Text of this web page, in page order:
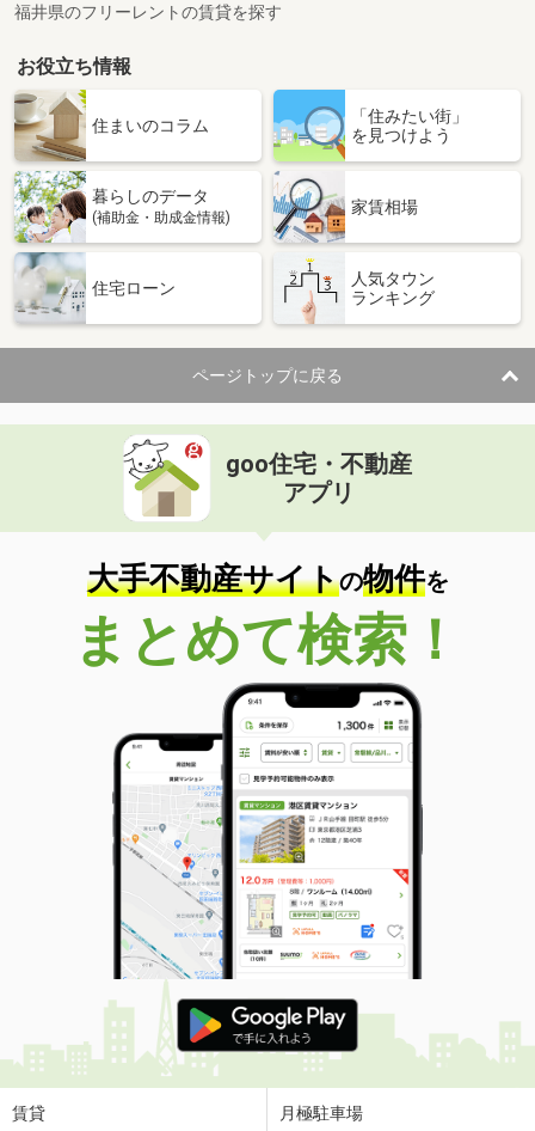
間取り
2LDK
福井県鯖江市五郎丸町
価 格
5.60万円
福井県鯖江市五郎丸町
専有面積 56.2m²
間取り
福井県福井市光陽２丁目
住 所
福井県福井市光陽２丁目
専有面積 69.66m²
間取り
2LDK
福井県福井市高木中央１丁目
価 格
住 所
福井県福井市高木中央１丁目
専有面積 33.27m²
間取り
1LDK
福井県鯖江市二丁掛町
価 格
5.50万円
福井県鯖江市二丁掛町
50.29m²
間取り
1LDK
福井県鯖江市舟津町４丁目
価 格
7.50万円
住 所
福井県鯖江市舟津町４丁目
専有面積 57.78m²
間取り
2LDK
福井県福井市文京５丁目
価 格
4.80万円
住 所
福井県福井市文京５丁目
専有面積
福井県のフリーレントの賃貸を探す
お役立ち情報
住まいのコラム
「住みたい街」
を見つけよう
暮らしのデータ
(補助金・助成金情報)
家賃相場
住宅ローン
人気タウン
ランキング
ページトップに戻る
goo住宅・不動産
アプリ
大手不動産サイトの物件を
まとめて検索！
賃貸 月極駐車場